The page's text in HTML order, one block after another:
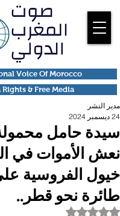
& Free Media
Voice Of Morocco
سيدة حامل
نعش الأموات في
خيول الفروسية
طائرة نحو قطر..
مدير النشر
24 ديسمبر 2024
تم التقييم بـ ليس رقمًا من أصل 5